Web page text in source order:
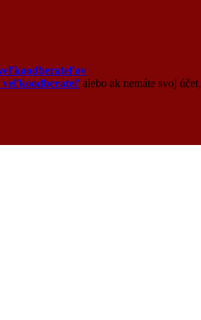
alebo ak nemáte svoj účet,